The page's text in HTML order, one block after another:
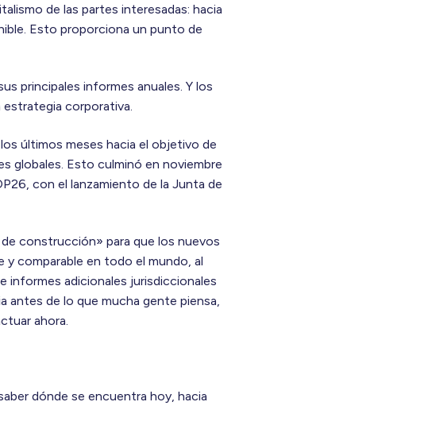
de las partes interesadas: hacia
Esto proporciona un punto de
principales informes anuales. Y los
estrategia corporativa.
últimos meses hacia el objetivo de
globales. Esto culminó en noviembre
con el lanzamiento de la Junta de
construcción» para que los nuevos
comparable en todo el mundo, al
informes adicionales jurisdiccionales
antes de lo que mucha gente piensa,
ahora.
dónde se encuentra hoy, hacia